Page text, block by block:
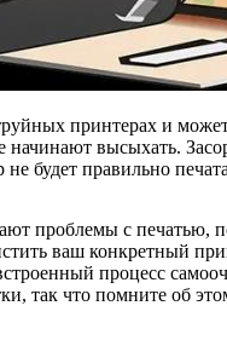
принтерах и
высыхать.
будет правильно
проблемы с печатью,
ваш конкретный
процесс
так что помните об